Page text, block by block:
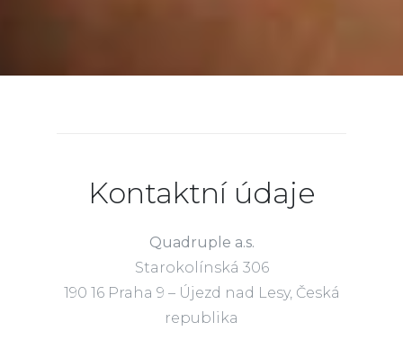
Kontaktní údaje
Quadruple a.s.
Starokolínská 306
190 16 Praha 9 – Újezd nad Lesy, Česká
republika